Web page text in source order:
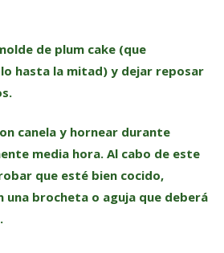
de plum cake (que
hasta la mitad) y dejar reposar
canela y hornear durante
media hora. Al cabo de este
que esté bien cocido,
una brocheta o aguja que deberá